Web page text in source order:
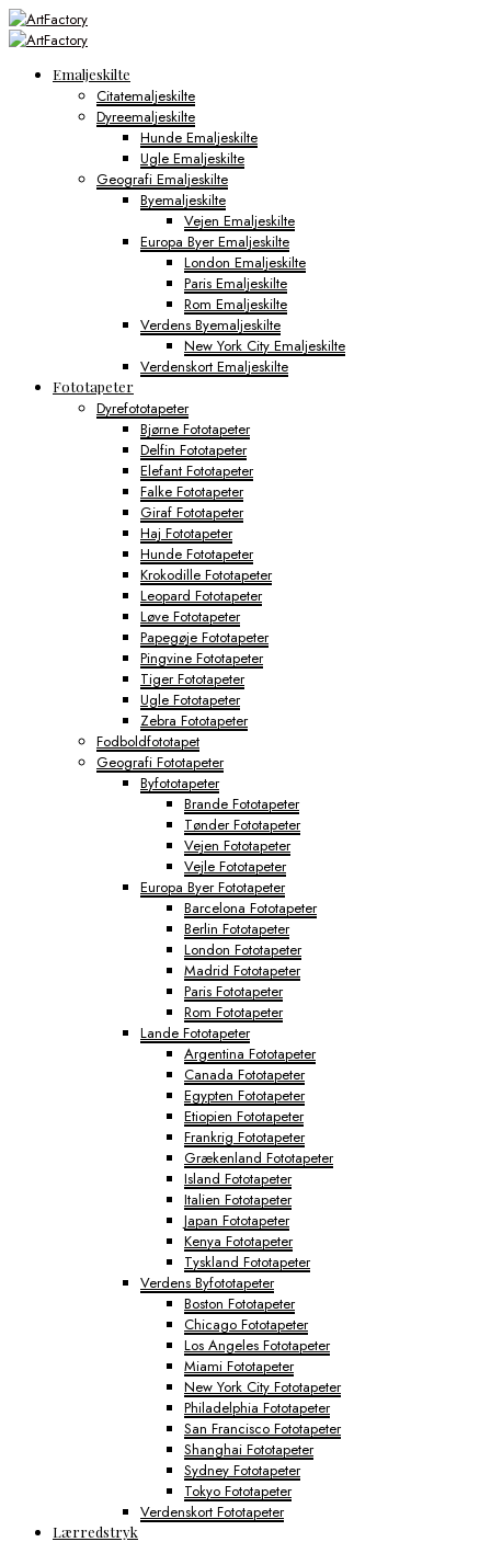
Emaljeskilte
Citatemaljeskilte
Dyreemaljeskilte
Hunde Emaljeskilte
Ugle Emaljeskilte
Geografi Emaljeskilte
Byemaljeskilte
Vejen Emaljeskilte
Europa Byer Emaljeskilte
London Emaljeskilte
Paris Emaljeskilte
Rom Emaljeskilte
Verdens Byemaljeskilte
New York City Emaljeskilte
Verdenskort Emaljeskilte
Fototapeter
Dyrefototapeter
Bjørne Fototapeter
Delfin Fototapeter
Elefant Fototapeter
Falke Fototapeter
Giraf Fototapeter
Haj Fototapeter
Hunde Fototapeter
Krokodille Fototapeter
Leopard Fototapeter
Løve Fototapeter
Papegøje Fototapeter
Pingvine Fototapeter
Tiger Fototapeter
Ugle Fototapeter
Zebra Fototapeter
Fodboldfototapet
Geografi Fototapeter
Byfototapeter
Brande Fototapeter
Tønder Fototapeter
Vejen Fototapeter
Vejle Fototapeter
Europa Byer Fototapeter
Barcelona Fototapeter
Berlin Fototapeter
London Fototapeter
Madrid Fototapeter
Paris Fototapeter
Rom Fototapeter
Lande Fototapeter
Argentina Fototapeter
Canada Fototapeter
Egypten Fototapeter
Etiopien Fototapeter
Frankrig Fototapeter
Grækenland Fototapeter
Island Fototapeter
Italien Fototapeter
Japan Fototapeter
Kenya Fototapeter
Tyskland Fototapeter
Verdens Byfototapeter
Boston Fototapeter
Chicago Fototapeter
Los Angeles Fototapeter
Miami Fototapeter
New York City Fototapeter
Philadelphia Fototapeter
San Francisco Fototapeter
Shanghai Fototapeter
Sydney Fototapeter
Tokyo Fototapeter
Verdenskort Fototapeter
Lærredstryk